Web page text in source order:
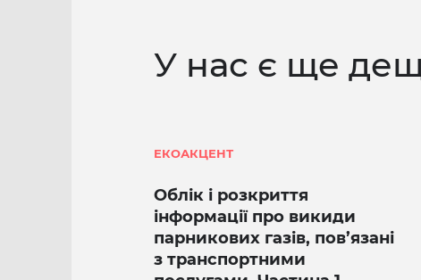
У нас є ще
ЕКОАКЦЕНТ
Облік і розкриття
інформації про викиди
парникових газів, пов’язані
з транспортними